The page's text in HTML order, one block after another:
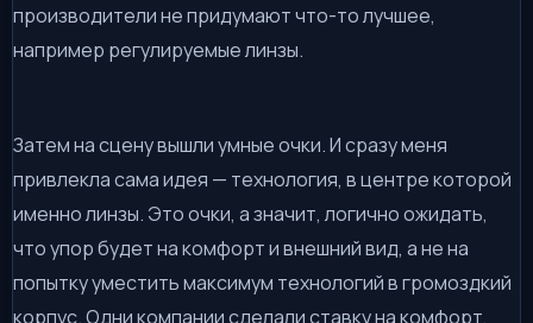
производители не придумают что-то лучшее,
например регулируемые линзы.
Затем на сцену вышли умные очки. И сразу меня
привлекла сама идея — технология, в центре которой
именно линзы. Это очки, а значит, логично ожидать,
что упор будет на комфорт и внешний вид, а не на
попытку уместить максимум технологий в громоздкий
корпус. Одни компании сделали ставку на комфорт,